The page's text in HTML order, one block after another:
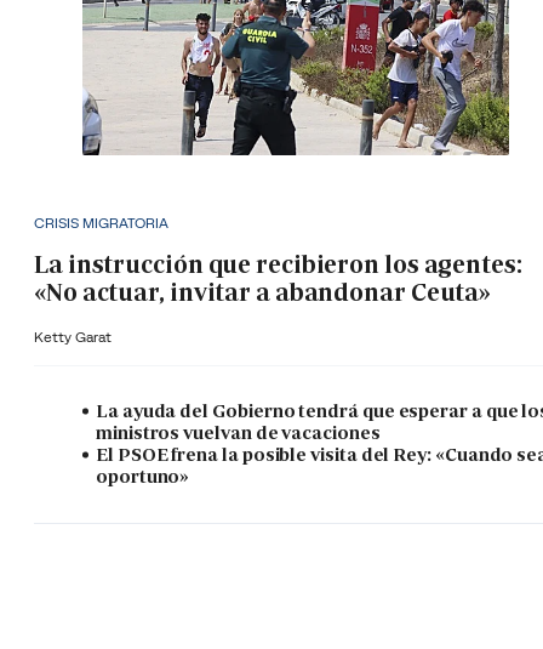
CRISIS MIGRATORIA
La instrucción que recibieron los agentes:
«No actuar, invitar a abandonar Ceuta»
Ketty Garat
La ayuda del Gobierno tendrá que esperar a que
ministros vuelvan de vacaciones
El PSOE frena la posible visita del Rey: «Cuando
oportuno»